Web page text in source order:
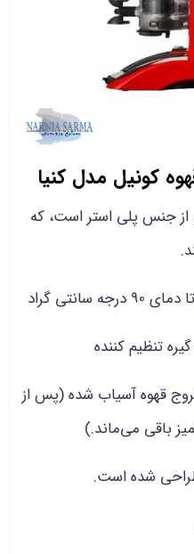
کونیل مدل کنیا
جنس پلی استر است، که
گراد
تنظیم کننده
قهوه آسیاب شده (پس از
باقی می‌ماند.)
شده است.